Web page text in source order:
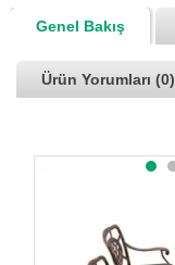
Genel Bakış
Ürün Yorumları (0)